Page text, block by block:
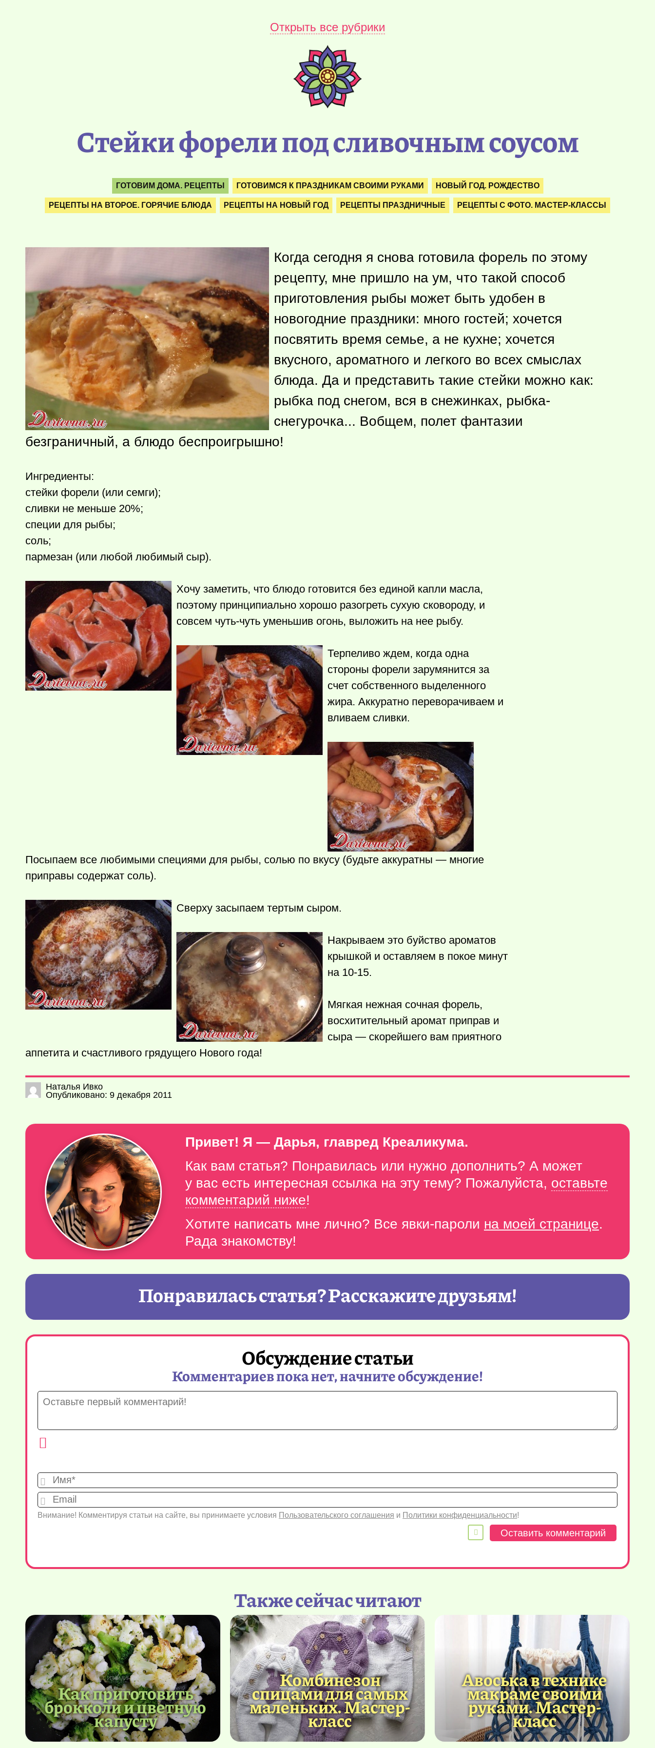
Открыть все рубрики
Стейки форели под сливочным соусом
ГОТОВИМ ДОМА. РЕЦЕПТЫ ГОТОВИМСЯ К ПРАЗДНИКАМ СВОИМИ РУКАМИ НОВЫЙ ГОД. РОЖДЕСТВО
РЕЦЕПТЫ НА ВТОРОЕ. ГОРЯЧИЕ БЛЮДА РЕЦЕПТЫ НА НОВЫЙ ГОД РЕЦЕПТЫ ПРАЗДНИЧНЫЕ РЕЦЕПТЫ С ФОТО. МАСТЕР-КЛАССЫ
Когда сегодня я снова готовила форель по этому
рецепту, мне пришло на ум, что такой способ
приготовления рыбы может быть удобен в
новогодние праздники: много гостей; хочется
посвятить время семье, а не кухне; хочется
вкусного, ароматного и легкого во всех смыслах
блюда. Да и представить такие стейки можно как:
рыбка под снегом, вся в снежинках, рыбка-
снегурочка... Вобщем, полет фантазии
безграничный, а блюдо беспроигрышно!
Ингредиенты:
стейки форели (или семги);
сливки не меньше 20%;
специи для рыбы;
соль;
пармезан (или любой любимый сыр).
Хочу заметить, что блюдо готовится без единой капли масла,
поэтому принципиально хорошо разогреть сухую сковороду, и
совсем чуть-чуть уменьшив огонь, выложить на нее рыбу.
Терпеливо ждем, когда одна
стороны форели зарумянится за
счет собственного выделенного
жира. Аккуратно переворачиваем и
вливаем сливки.
Посыпаем все любимыми специями для рыбы, солью по вкусу (будьте аккуратны — многие
приправы содержат соль).
Сверху засыпаем тертым сыром.
Накрываем это буйство ароматов
крышкой и оставляем в покое минут
на 10-15.
Мягкая нежная сочная форель,
восхитительный аромат приправ и
сыра — скорейшего вам приятного
аппетита и счастливого грядущего Нового года!
Наталья Ивко
Опубликовано: 9 декабря 2011
Привет! Я — Дарья, главред Креаликума.
Как вам статья? Понравилась или нужно дополнить? А может
у вас есть интересная ссылка на эту тему? Пожалуйста, оставьте
комментарий ниже!
Хотите написать мне лично? Все явки-пароли на моей странице.
Рада знакомству!
Понравилась статья? Расскажите друзьям!
Обсуждение статьи
Комментариев пока нет, начните обсуждение!
Имя*
Email
Внимание! Комментируя статьи на сайте, вы принимаете условия Пользовательского соглашения и Политики конфиденциальности!
Также сейчас читают
Как приготовить
брокколи и цветную
капусту
Комбинезон
спицами для самых
маленьких. Мастер-
класс
Авоська в технике
макраме своими
руками. Мастер-
класс